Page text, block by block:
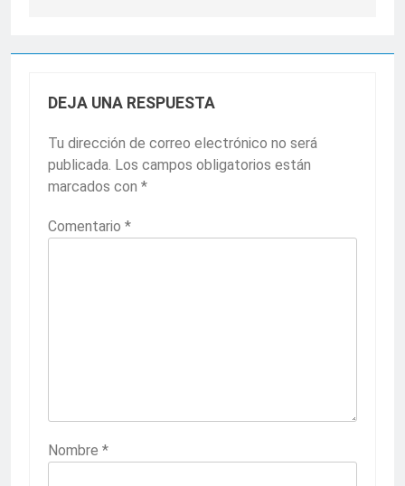
DEJA UNA RESPUESTA
Tu dirección de correo electrónico no será
publicada. Los campos obligatorios están
marcados con *
Comentario *
Nombre *